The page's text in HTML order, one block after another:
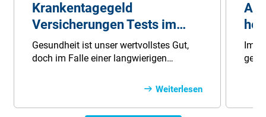
Krankentagegeld
Versicherungen Tests im
Vergleich
Gesundheit ist unser wertvollstes Gut,
doch im Falle einer langwierigen
eine zusätzliche Belastung darstellen.
Krankentagegeldversicherung eine große
Weiterlesen
Sie
Im